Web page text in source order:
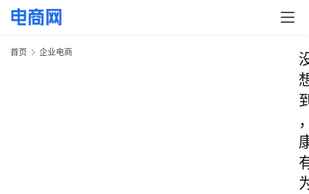
首页 企业电商